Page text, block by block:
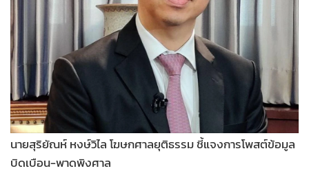
•
การเมือง
•
ท่องเที่ยว
•
กีฬา
• ต่างประเทศ
• Special Scoop
• เศรษฐกิจ-ธุรกิจ
• จีน
นายสุริยัณห์ หงษ์วิไล โฆษกศาลยุติธรรม ชี้แจงการโพสต์ข้อมูล
บิดเบือน-พาดพิงศาล